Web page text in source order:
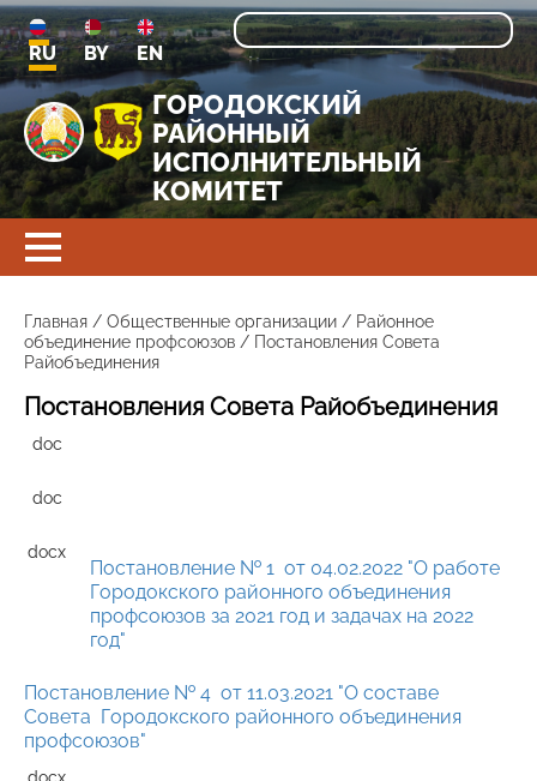
RU BY EN
ГОРОДОКСКИЙ
РАЙОННЫЙ
ИСПОЛНИТЕЛЬНЫЙ
КОМИТЕТ
Главная / Общественные организации / Районное
объединение профсоюзов / Постановления Совета
Райобъединения
Постановления Совета Райобъединения
Постановление № 1 от 04.02.2022 "О работе
Городокского районного объединения
профсоюзов за 2021 год и задачах на 2022
год"
Постановление № 4 от 11.03.2021 "О составе
Совета Городокского районного объединения
профсоюзов"